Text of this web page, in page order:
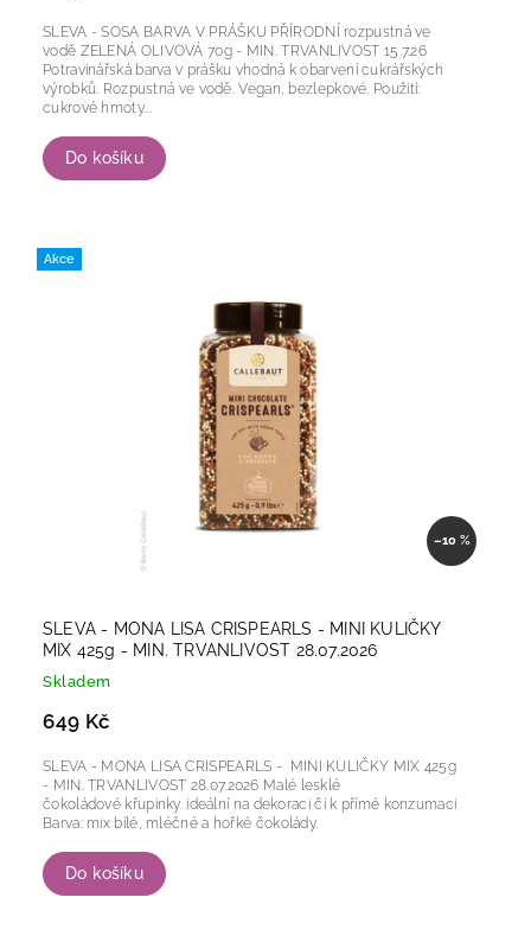
Do košíku
SLEVA - SOSA BARVA V PRÁŠKU PŘÍRODNÍ rozpustná ve
vodě ZELENÁ OLIVOVÁ 70g - MIN. TRVANLIVOST 15.7.26
Potravinářská barva v prášku vhodná k obarvení cukrářských
výrobků. Rozpustná ve vodě. Vegan, bezlepkové. Použití:
cukrové hmoty...
Akce
–10 %
SLEVA - MONA LISA CRISPEARLS - MINI KULIČKY
MIX 425g - MIN. TRVANLIVOST 28.07.2026
Skladem
649 Kč
Do košíku
SLEVA - MONA LISA CRISPEARLS - MINI KULIČKY MIX 425g
- MIN. TRVANLIVOST 28.07.2026 Malé lesklé
čokoládové křupinky. ideální na dekoraci či k přímé konzumaci